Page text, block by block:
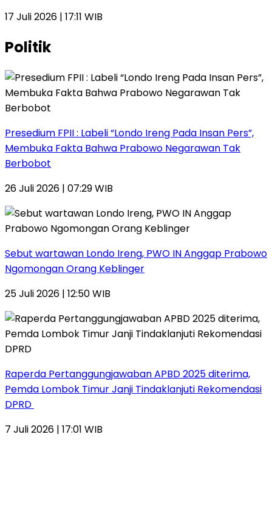
17 Juli 2026 | 17:11 WIB
Politik
Presedium FPII : Labeli “Londo Ireng Pada Insan Pers”,
Membuka Fakta Bahwa Prabowo Negarawan Tak
Berbobot
26 Juli 2026 | 07:29 WIB
Sebut wartawan Londo Ireng, PWO IN Anggap Prabowo
Ngomongan Orang Keblinger
25 Juli 2026 | 12:50 WIB
Raperda Pertanggungjawaban APBD 2025 diterima,
Pemda Lombok Timur Janji Tindaklanjuti Rekomendasi
DPRD
7 Juli 2026 | 17:01 WIB